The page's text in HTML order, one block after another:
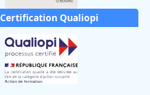
Certification Qualiopi